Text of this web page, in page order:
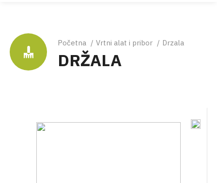
Breadcrumb
Početna Vrtni alat i pribor Drzala
DRŽALA